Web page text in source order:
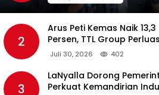
2
Arus Peti Kemas Naik 13,3
Persen, TTL Group Perluas
Konektivitas Maritim
Juli 30, 2026 402
3
LaNyalla Dorong
Perkuat Kemandirian